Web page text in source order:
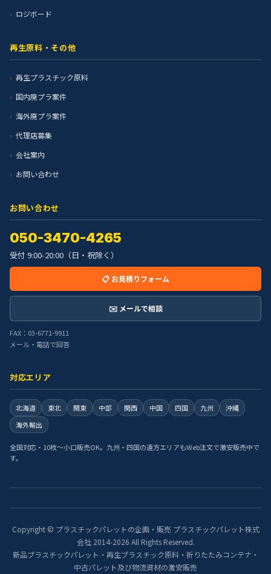
ロジボード
再生原料・その他
再生プラスチック原料
国内廃プラ案件
海外廃プラ案件
代理店募集
会社案内
お問い合わせ
お問い合わせ
050-3470-4265
受付 9:00-20:00（日・祝除く）
📋 お見積りフォーム
✉️ メールで相談
FAX：03-6771-9911
メール・電話で回答
対応エリア
北海道 東北 関東 中部 関西 中国 四国 九州
沖縄
海外輸出
全国対応・10枚〜小口販売OK。九州・四国の遠方エリアもWeb注文で激安販売中で
す。
Copyright © プラスチックパレットの企画・販売 プラスチックパレット株式
会社 2014-2026 All Rights Reserved.
新品プラスチックパレット・再生プラスチック原料・折りたたみコンテナ・
中古パレット及び物流資材の激安販売